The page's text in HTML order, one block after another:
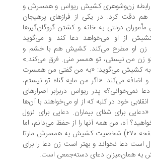
زن‌وشوهری کشیش ریواس و همسرش و
کرد. در یکی از فرازهای پرهیجان
دولتی به خانه و کشتن گروگان‌گیرها
او می‌خواهد دعا کند و می‌گوید
او مطرح می‌کند. کشیش هم با خشم و
نیستی، تو همسر منی. فرق می‌کند.»
می‌گوید: «به من گفتی من همسرت
«اگر من مایه گناه تو نیستم،
پدر ریواس دربرابر اصرارهای
در کلبه که از او می‌خواهند با آن‌ها
شفای بیماران. دعایی برای نزول
آه، من همه آنها را از حفظ می‌دانم، اما
اینها دعا نیستند.» (صفحه ۲۷۰) شخصیت کشیش به همسرش مارتا
۳ سال است دعا نخواند و بهتر است زن دعا را برای
دعای دسته‌جمعی است.